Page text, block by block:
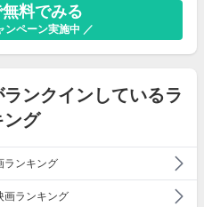
料でみる
ンペーン実施中 ／
ンクインしているラ
ング
ランキング
画ランキング